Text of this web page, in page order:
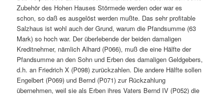
Zubehör des Hohen Hauses Störmede werden oder war es
schon, so daß es ausgelöst werden mußte. Das sehr profitable
Salzhaus ist wohl auch der Grund, warum die Pfandsumme (63
Mark) so hoch war. Der überlebende der beiden damaligen
Kreditnehmer, nämlich Alhard (P066), muß die eine Hälfte der
Pfandsumme an den Sohn und Erben des damaligen Geldgebers,
d.h. an Friedrich X (P098) zurückzahlen. Die andere Hälfte sollen
Engelbert (P069) und Bernd (P071) zur Rückzahlung
übernehmen, weil sie als Erben ihres Vaters Bernd IV (P052) die